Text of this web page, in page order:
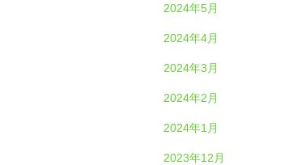
2024年5月
2024年4月
2024年3月
2024年2月
2024年1月
2023年12月